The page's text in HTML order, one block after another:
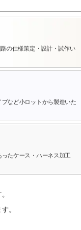
の仕様策定・設計・試作い
など小ロットから製造いた
たケース・ハーネス加工
。